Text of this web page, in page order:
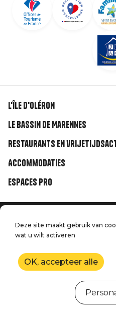
Liens
rubriques
L'île d'Oléron
Le Bassin de Marennes
Restaurants en
Accommodaties
Espaces Pro
Menu
de
Juridische informatie
Druk op
Neem contact met ons op
Kaart
Productie: StudioJuillet
Deze site maakt gebruik van
wat u wilt activeren
OK, accepteer alle